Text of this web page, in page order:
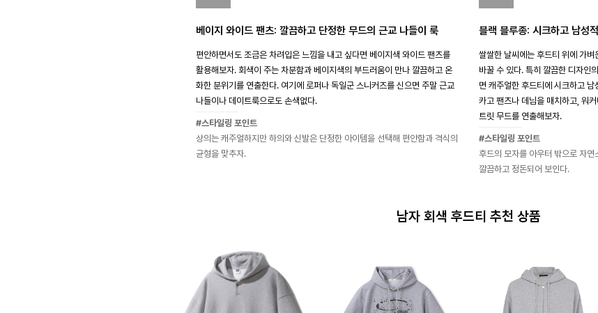
베이지 와이드 팬츠: 깔끔하고 단정한 무드의 근교 나들이 룩
편안하면서도 조금은 차려입은 느낌을 내고 싶다면 베이지색 와이드 팬츠를
활용해보자. 회색이 주는 차분함과 베이지색의 부드러움이 만나 깔끔하고 온
화한 분위기를 연출한다. 여기에 로퍼나 독일군 스니커즈를 신으면 주말 근교
나들이나 데이트룩으로도 손색없다.
#스타일링 포인트
상의는 캐주얼하지만 하의와 신발은 단정한 아이템을 선택해 편안함과 격식의
균형을 맞추자.
블랙 블루종: 시크하고 남성
쌀쌀한 날씨에는 후드티 위에 가
바꿀 수 있다. 특히 깔끔한 디자인
면 캐주얼한 후드티에 시크하고
카고 팬츠나 데님을 매치하고, 워
트릿 무드를 연출해보자.
#스타일링 포인트
후드의 모자를 아우터 밖으로 자
깔끔하고 정돈되어 보인다.
남자 회색 후드티 추천 상품